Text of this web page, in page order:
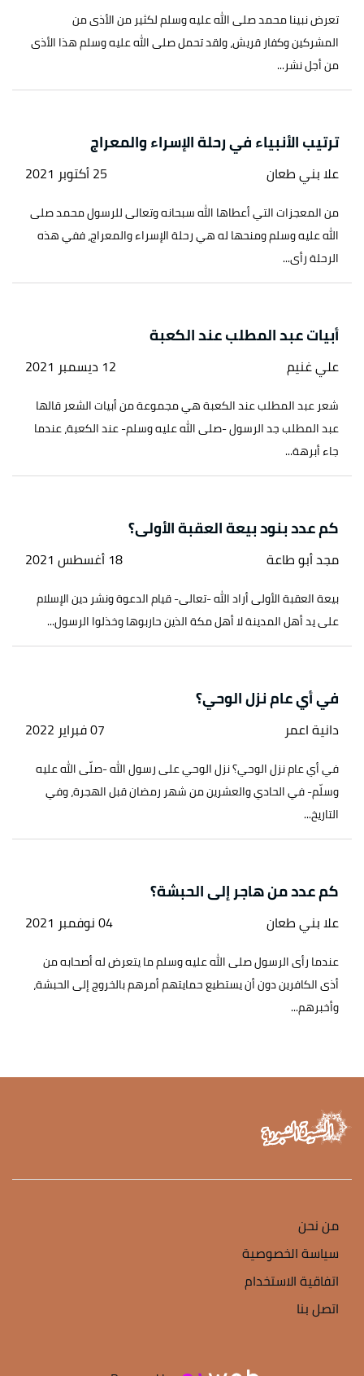
تعرض نبينا محمد صلى الله عليه وسلم لكثير من الأذى من
المشركين وكفار قريش، ولقد تحمل صلى الله عليه وسلم هذا الأذى
من أجل نشر...
ترتيب الأنبياء في رحلة الإسراء والمعراج
علا بني طعان 25 أكتوبر 2021
من المعجزات التي أعطاها الله سبحانه وتعالى للرسول محمد صلى
الله عليه وسلم ومنحها له هي رحلة الإسراء والمعراج، ففي هذه
الرحلة رأى...
أبيات عبد المطلب عند الكعبة
علي غنيم 12 ديسمبر 2021
شعر عبد المطلب عند الكعبة هي مجموعة من أبيات الشعر قالها
عبد المطلب جد الرسول -صلى الله عليه وسلم- عند الكعبة، عندما
جاء أبرهة...
كم عدد بنود بيعة العقبة الأولى؟
مجد أبو طاعة 18 أغسطس 2021
بيعة العقبة الأولى أراد الله -تعالى- قيام الدعوة ونشر دين الإسلام
على يد أهل المدينة لا أهل مكة الذين حاربوها وخذلوا الرسول...
في أي عام نزل الوحي؟
دانية اعمر 07 فبراير 2022
في أي عام نزل الوحي؟ نزل الوحي على رسول الله -صلّى الله عليه
وسلّم- في الحادي والعشرين من شهر رمضان قبل الهجرة، وفي
التاريخ...
كم عدد من هاجر إلى الحبشة؟
علا بني طعان 04 نوفمبر 2021
عندما رأى الرسول صلى الله عليه وسلم ما يتعرض له أصحابه من
أذى الكافرين دون أن يستطيع حمايتهم أمرهم بالخروج إلى الحبشة،
وأخبرهم...
من نحن
سياسة الخصوصية
اتفاقية الاستخدام
اتصل بنا